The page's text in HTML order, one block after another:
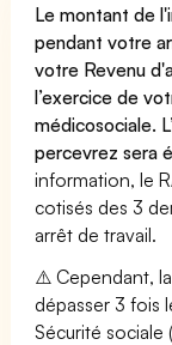
Le montant de
pendant votre
votre Revenu
l’exercice de
médicosociale.
percevrez sera
information, le
cotisés des 3
arrêt de travail.
⚠️ Cependant,
dépasser 3 fois
Sécurité sociale